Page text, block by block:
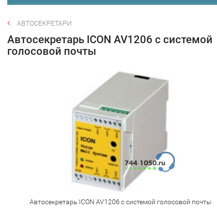
АВТОСЕКРЕТАРИ
Автосекретарь ICON AV1206 с системой
голосовой почты
Автосекретарь ICON AV1206 с системой голосовой почты